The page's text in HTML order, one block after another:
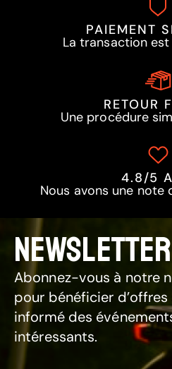
PAIEMENT
La transaction
RETOUR
Une procédure
4.8/5
Nous avons une note
NEWSLETTER
Abonnez-vous à notre
pour bénéficier
informé des
intéressants.